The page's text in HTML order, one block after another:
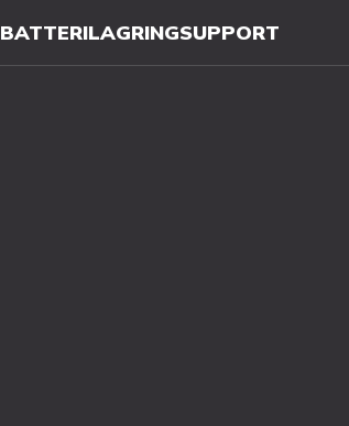
BATTERILAGRINGSUPPORT